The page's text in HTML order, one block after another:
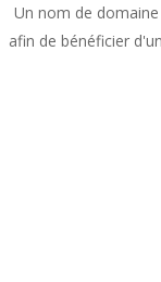
Un nom de
afin de bénéficier